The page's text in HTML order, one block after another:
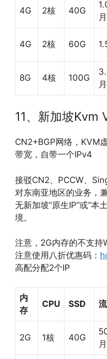
4G 2核 40G
月
4G 2核 60G
8G 4核 100G
月
11、新加坡Kvm
CN2+BGP网络，KVM
带宽，自带一个IPv4
接驳CN2、PCCW、
对东南亚地区的业务，
无新加坡“原生IP”或”本
境。
注意，2G内存的不支
注意使用八折优惠码：
高配分配2个IP
内
存
CPU SSD
2G 1核 40G
月